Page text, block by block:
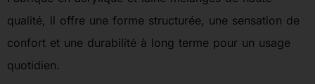
qualité, il offre une forme structurée, une sensation de
confort et une durabilité à long terme pour un usage
quotidien.